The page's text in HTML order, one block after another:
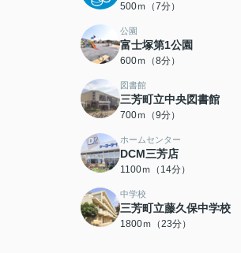
500ｍ（7分）
公園
富士塚第1公園
600ｍ（8分）
図書館
三芳町立中央図書館
700ｍ（9分）
ホームセンター
DCM三芳店
1100ｍ（14分）
中学校
三芳町立藤久保中学校
1800ｍ（23分）